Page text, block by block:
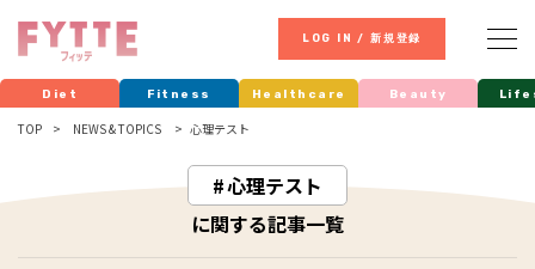
LOG IN / 新規登録
Diet Fitness Healthcare Beauty
TOP NEWS & TOPICS 心理テスト
心理テスト
に関する記事一覧